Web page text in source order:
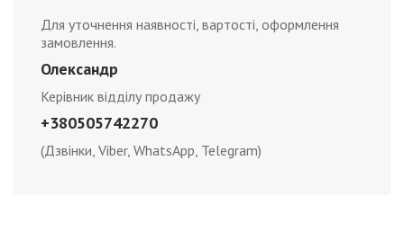
Для уточнення наявності, вартості, оформлення
замовлення.
Олександр
Керівник відділу продажу
+380505742270
(Дзвінки, Viber, WhatsApp, Telegram)